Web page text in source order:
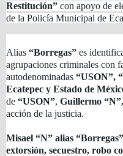
Restitución” con apoyo de
de la Policía Municipal de
Alias “Borregas” es
agrupaciones criminales con
autodenominadas “USON”,
Ecatepec y Estado de
de “USON”, Guillermo “N”,
acción de la justicia.
Misael “N” alias “Borregas”
extorsión, secuestro, robo